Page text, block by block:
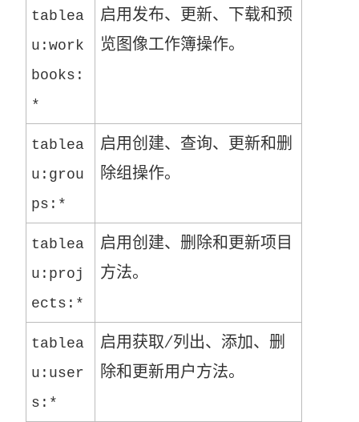
tablea
u:work
books:
*
启用发布、更新、下载和预
览图像工作簿操作。
tablea
u:grou
ps:*
启用创建、查询、更新和删
除组操作。
tablea
u:proj
ects:*
启用创建、删除和更新项目
方法。
tablea
u:user
s:*
启用获取/列出、添加、删
除和更新用户方法。